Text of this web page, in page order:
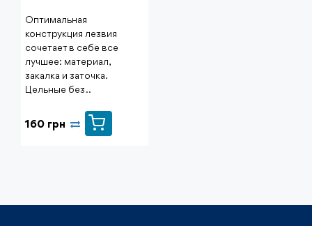
Оптимальная
конструкция лезвия
сочетает в себе все
лучшее: материал,
закалка и заточка.
Цельные без ..
160 грн